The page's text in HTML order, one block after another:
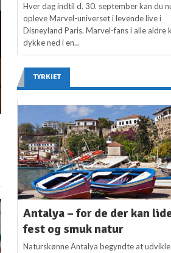
Hver dag indtil d. 30. september kan du
opleve Marvel-universet i levende live i
Disneyland Paris. Marvel-fans i alle aldre
dykke ned i en...
TYRKIET
Antalya – for de der kan
fest og smuk natur
Naturskønne Antalya begyndte at udvikle